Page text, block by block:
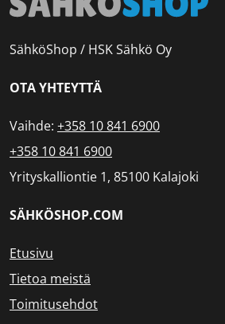
SähköShop / HSK Sähkö Oy
OTA YHTEYTTÄ
Vaihde: +358 10 841 6900
+358 10 841 6900
Yrityskalliontie 1, 85100 Kalajoki
SÄHKÖSHOP.COM
Etusivu
Tietoa meistä
Toimitusehdot